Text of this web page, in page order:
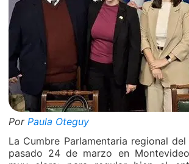
Por Paula Oteguy
La Cumbre Parlamentaria regional del
pasado 24 de marzo en